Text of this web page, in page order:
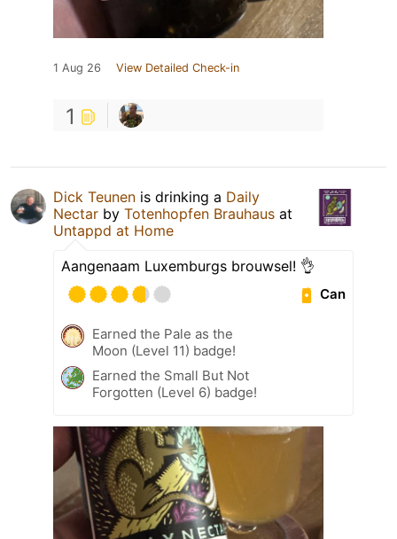
1 Aug 26 View Detailed Check-in
1
Dick Teunen is drinking a Daily
Nectar by Totenhopfen Brauhaus at
Untappd at Home
Aangenaam Luxemburgs brouwsel! 👌
Can
Earned the Pale as the
Moon (Level 11) badge!
Earned the Small But Not
Forgotten (Level 6) badge!